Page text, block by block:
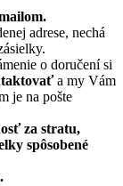
adrese, nechá
o doručení si
a my Vám
je na pošte
za stratu,
spôsobené